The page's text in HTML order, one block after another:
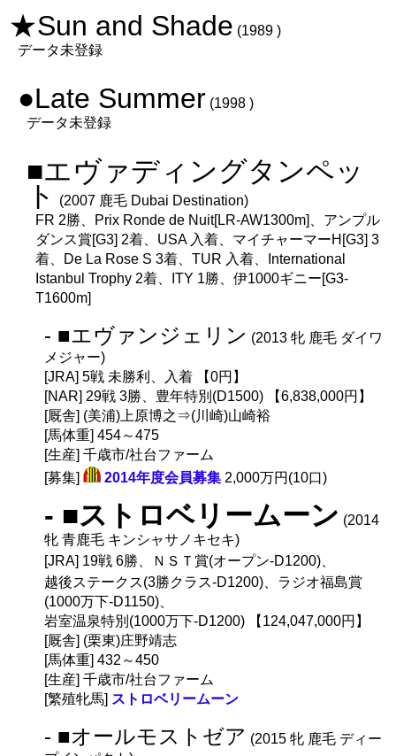
★Sun and Shade (1989 )
データ未登録
●Late Summer (1998 )
データ未登録
■エヴァディングタンペッ
ト
(2007 鹿毛 Dubai Destination)
FR 2勝、Prix Ronde de Nuit[LR-AW1300m]、アンプル
ダンス賞[G3] 2着、USA 入着、マイチャーマーH[G3] 3
着、De La Rose S 3着、TUR 入着、International
Istanbul Trophy 2着、ITY 1勝、伊1000ギニー[G3-
T1600m]
- ■エヴァンジェリン (2013 牝 鹿毛 ダイワ
メジャー)
[JRA] 5戦 未勝利、入着 【0円】
[NAR] 29戦 3勝、豊年特別(D1500) 【6,838,000円】
[厩舎] (美浦)上原博之⇒(川崎)山崎裕
[馬体重] 454～475
[生産] 千歳市/社台ファーム
[募集]
2014年度会員募集 2,000万円(10口)
- ■ストロベリームーン (2014
牝 青鹿毛 キンシャサノキセキ)
[JRA] 19戦 6勝、ＮＳＴ賞(オープン-D1200)、
越後ステークス(3勝クラス-D1200)、ラジオ福島賞
(1000万下-D1150)、
岩室温泉特別(1000万下-D1200) 【124,047,000円】
[厩舎] (栗東)庄野靖志
[馬体重] 432～450
[生産] 千歳市/社台ファーム
[繁殖牝馬] ストロベリームーン
- ■オールモストゼア (2015 牝 鹿毛 ディー